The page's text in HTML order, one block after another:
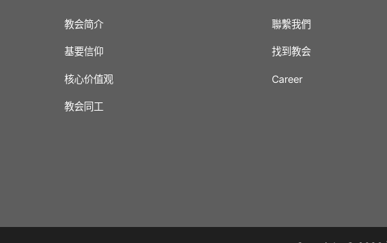
教会简介
基要信仰
核心价值观
教会同工
聯繫我們
找到教会
Career